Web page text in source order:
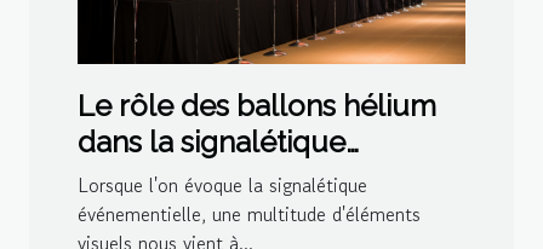
Le rôle des ballons hélium
dans la signalétique
événementielle
Lorsque l'on évoque la signalétique
événementielle, une multitude d'éléments